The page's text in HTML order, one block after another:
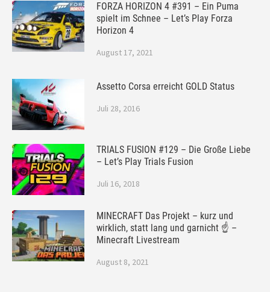
FORZA HORIZON 4 #391 – Ein Puma
spielt im Schnee – Let’s Play Forza
Horizon 4
August 17, 2021
Assetto Corsa erreicht GOLD Status
Juli 28, 2016
TRIALS FUSION #129 – Die Große Liebe
– Let’s Play Trials Fusion
Juli 16, 2018
MINECRAFT Das Projekt – kurz und
wirklich, statt lang und garnicht ☝ –
Minecraft Livestream
August 8, 2021